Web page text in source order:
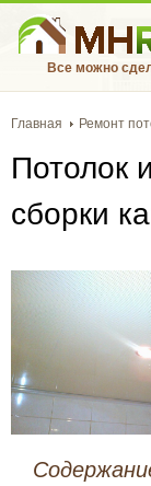
Все можно
Главная Ремонт
Потолок
сборки